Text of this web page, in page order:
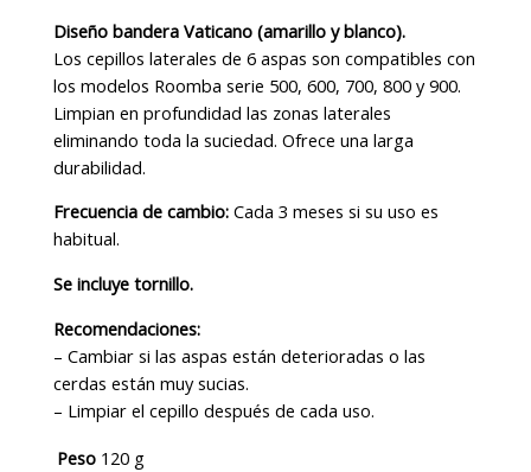
Diseño bandera Vaticano (amarillo y blanco).
Los cepillos laterales de 6 aspas son compatibles con
los modelos Roomba serie 500, 600, 700, 800 y 900.
Limpian en profundidad las zonas laterales
eliminando toda la suciedad. Ofrece una larga
durabilidad.
Frecuencia de cambio: Cada 3 meses si su uso es
habitual.
Se incluye tornillo.
Recomendaciones:
– Cambiar si las aspas están deterioradas o las
cerdas están muy sucias.
– Limpiar el cepillo después de cada uso.
Peso 120 g